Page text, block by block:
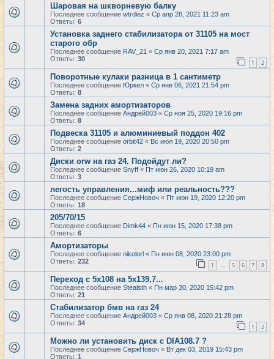
Шаровая на шкворневую балку
Последнее сообщение wtrdiez « Ср апр 28, 2021 11:23 am
Ответы: 6
Установка заднего стабилизатора от 31105 на мост
старого обр
Последнее сообщение RAV_21 « Ср янв 20, 2021 7:17 am
Ответы: 30 1 2
Поворотные кулаки разница в 1 сантиметр
Последнее сообщение Юркел « Ср янв 06, 2021 21:54 pm
Ответы: 8
Замена задних амортизаторов
Последнее сообщение Андрей003 « Ср ноя 25, 2020 19:16 pm
Ответы: 8
Подвеска 31105 и алюминиевый поддон 402
Последнее сообщение orbit42 « Вс июл 19, 2020 20:50 pm
Ответы: 2
Диски orw на газ 24. Подойдут ли?
Последнее сообщение Snyff « Пт июн 26, 2020 10:19 am
Ответы: 3
легость управления...миф или реальность???
Последнее сообщение СержНовоч « Пт июн 19, 2020 12:20 pm
Ответы: 18
205/70/15
Последнее сообщение Dimk44 « Пн июн 15, 2020 17:38 pm
Ответы: 6
Амортизаторы
Последнее сообщение nikolorl « Пн июн 08, 2020 23:00 pm
Ответы: 232 1 … 5 6 7 8
Переход с 5х108 на 5х139,7...
Последнее сообщение Stealsth « Пн мар 30, 2020 15:42 pm
Ответы: 21
Стабилизатор бмв на газ 24
Последнее сообщение Андрей003 « Ср янв 08, 2020 21:28 pm
Ответы: 34 1 2
Можно ли установить диск с DIA108.7 ?
Последнее сообщение СержНовоч « Вт дек 03, 2019 15:43 pm
Ответы: 1